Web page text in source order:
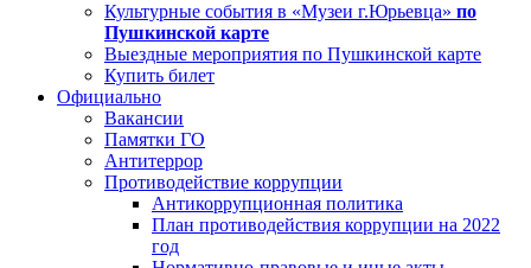
Культурные события в «Музеи г.Юрьевца» по
Пушкинской карте
Выездные мероприятия по Пушкинской карте
Купить билет
Официально
Вакансии
Памятки ГО
Антитеррор
Противодействие коррупции
Антикоррупционная политика
План противодействия коррупции на 2022
год